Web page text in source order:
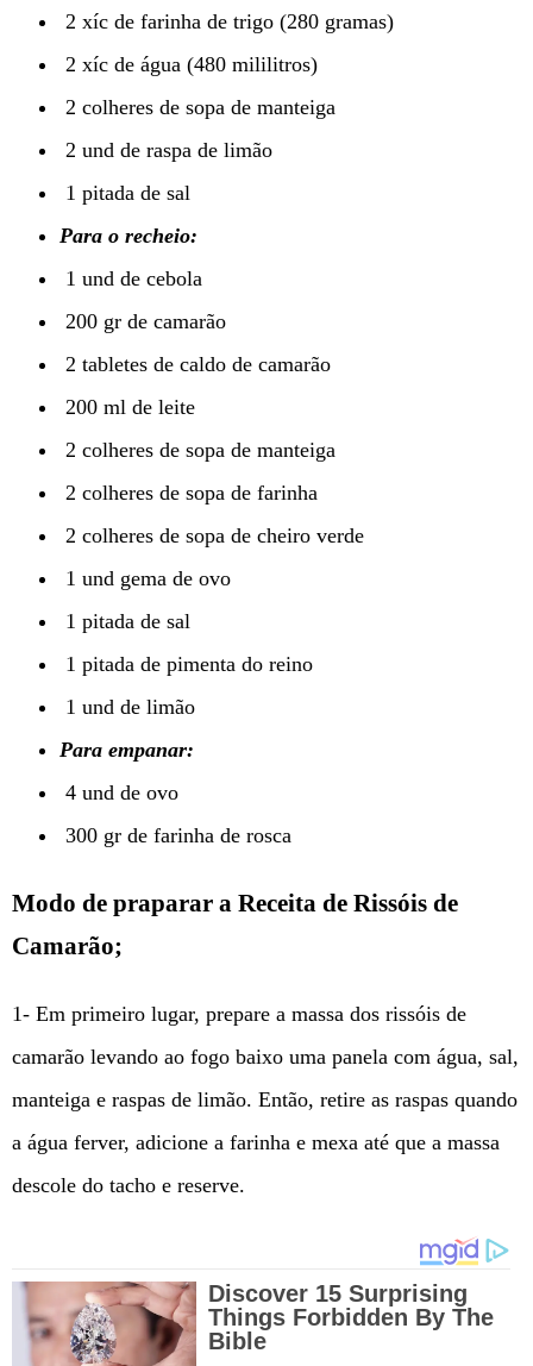
2 xíc de farinha de trigo (280 gramas)
2 xíc de água (480 mililitros)
2 colheres de sopa de manteiga
2 und de raspa de limão
1 pitada de sal
Para o recheio:
1 und de cebola
200 gr de camarão
2 tabletes de caldo de camarão
200 ml de leite
2 colheres de sopa de manteiga
2 colheres de sopa de farinha
2 colheres de sopa de cheiro verde
1 und gema de ovo
1 pitada de sal
1 pitada de pimenta do reino
1 und de limão
Para empanar:
4 und de ovo
300 gr de farinha de rosca
Modo de praparar a Receita de Rissóis de
Camarão;
1- Em primeiro lugar, prepare a massa dos rissóis de
camarão levando ao fogo baixo uma panela com água, sal,
manteiga e raspas de limão. Então, retire as raspas quando
a água ferver, adicione a farinha e mexa até que a massa
descole do tacho e reserve.